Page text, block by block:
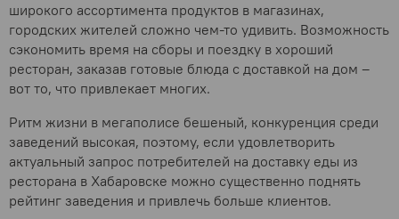
широкого ассортимента продуктов в магазинах,
городских жителей сложно чем-то удивить. Возможность
сэкономить время на сборы и поездку в хороший
ресторан, заказав готовые блюда с доставкой на дом –
вот то, что привлекает многих.
Ритм жизни в мегаполисе бешеный, конкуренция среди
заведений высокая, поэтому, если удовлетворить
актуальный запрос потребителей на доставку еды из
ресторана в Хабаровске можно существенно поднять
рейтинг заведения и привлечь больше клиентов.